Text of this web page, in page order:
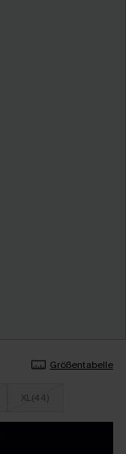
Größentabelle
XL(44)